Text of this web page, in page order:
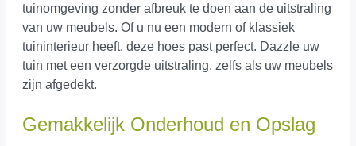
tuinomgeving zonder afbreuk te doen aan de uitstraling
van uw meubels. Of u nu een modern of klassiek
tuininterieur heeft, deze hoes past perfect. Dazzle uw
tuin met een verzorgde uitstraling, zelfs als uw meubels
zijn afgedekt.
Gemakkelijk Onderhoud en Opslag